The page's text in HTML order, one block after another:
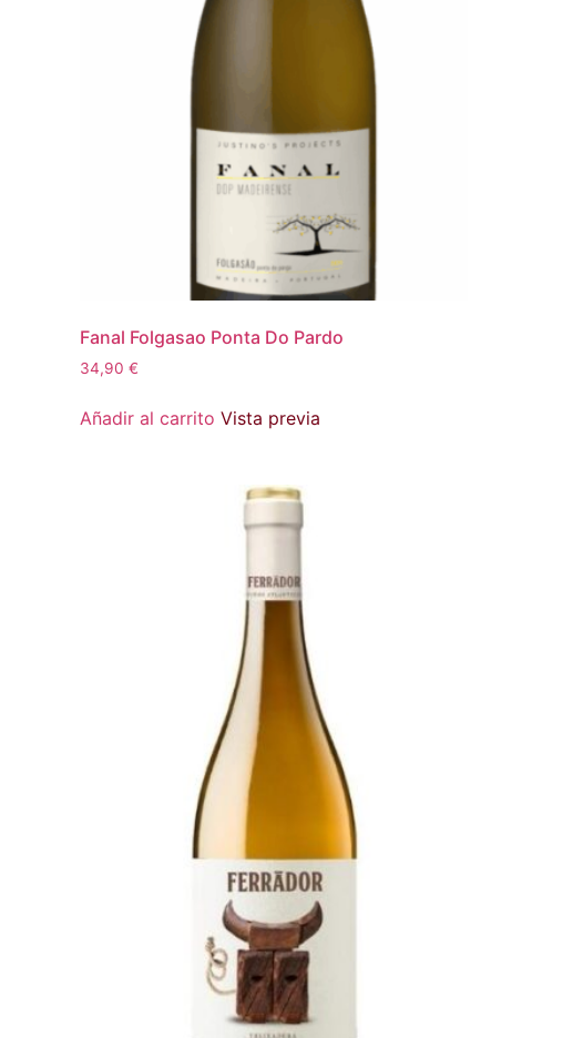
Fanal Folgasao Ponta Do Pardo
34,90 €
Añadir al carrito Vista previa